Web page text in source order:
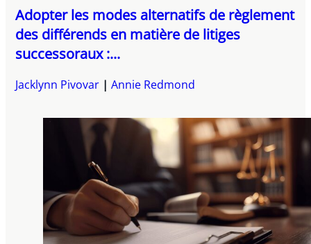
Adopter les modes alternatifs de règlement
des différends en matière de litiges
successoraux :...
Jacklynn Pivovar Annie Redmond